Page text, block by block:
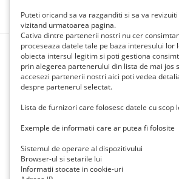
Puteti oricand sa va razganditi si sa va
vizitand urmatoarea pagina.
Cativa dintre partenerii nostri nu cer
proceseaza datele tale pe baza interesului lor
obiecta intersul legitim si poti gestiona
prin alegerea partenerului din lista de mai jos
accesezi partenerii nostri aici poti vedea
despre partenerul selectat.
Lista de furnizori care folosesc datele cu scop
Exemple de informatii care ar putea fi folosite
Sistemul de operare al dispozitivului
Browser-ul si setarile lui
Informatii stocate in cookie-uri
Căutări recente: fac sex dacia logan
teno");(select ** * ** from **
PARTENERII NOȘTRI
Politică de confidențialitate
Principii de publicare anunț gratuit
ROAnunt este o platforma de vanzare
oferte foarte bune din Bucuresti, Iasi,
imobiliare, inchirieri imobiliare, vanzari